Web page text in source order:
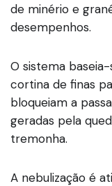
de minério e
desempenhos.
O sistema
cortina de finas
bloqueiam a
geradas pela
tremonha.
A nebulização é